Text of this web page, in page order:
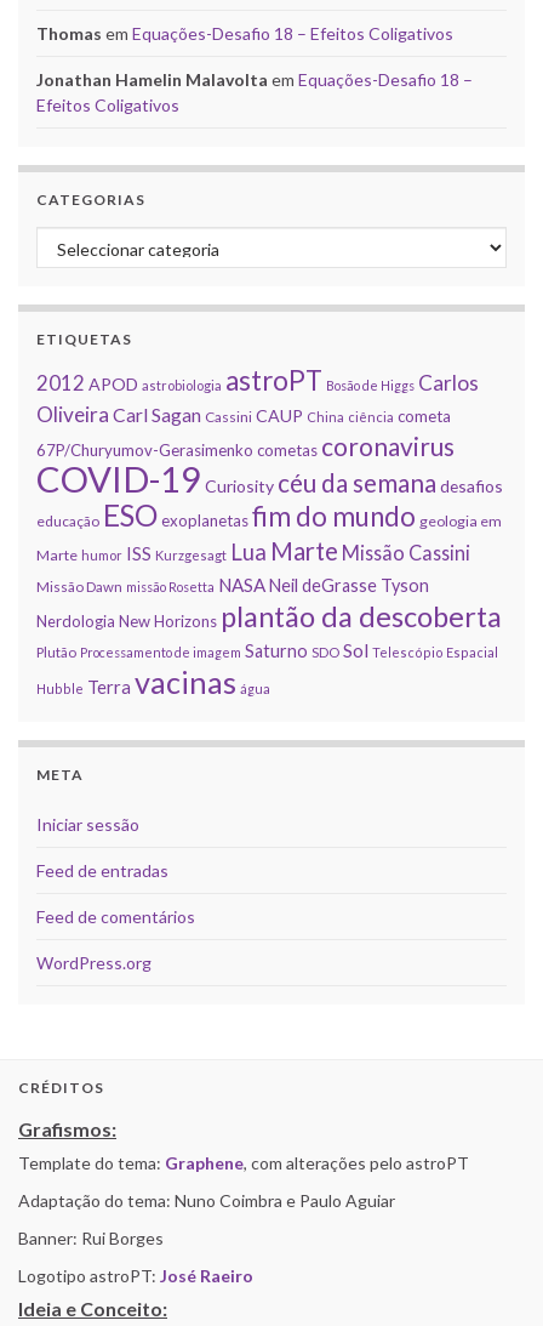
Thomas em Equações-Desafio 18 – Efeitos Coligativos
Jonathan Hamelin Malavolta em Equações-Desafio 18 –
Efeitos Coligativos
CATEGORIAS
Categorias
ETIQUETAS
2012 APOD astrobiologia astroPT Bosão de Higgs Carlos
Oliveira Carl Sagan Cassini CAUP China ciência cometa
67P/Churyumov-Gerasimenko cometas coronavirus
COVID-19 Curiosity céu da semana desafios
educação ESOexoplanetasfim do mundo geologia em
Marte humor ISS Kurzgesagt Lua Marte Missão Cassini
Missão Dawn missão Rosetta NASANeil deGrasse Tyson
Nerdologia New Horizons plantão da descoberta
Plutão Processamento de imagem Saturno SDO Sol Telescópio Espacial
Hubble Terra vacinas água
META
Iniciar sessão
Feed de entradas
Feed de comentários
WordPress.org
CRÉDITOS
Grafismos:
Template do tema: Graphene, com alterações pelo astroPT
Adaptação do tema: Nuno Coimbra e Paulo Aguiar
Banner: Rui Borges
Logotipo astroPT: José Raeiro
Ideia e Conceito: